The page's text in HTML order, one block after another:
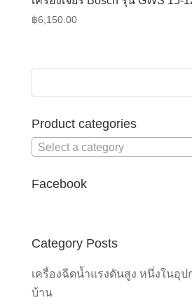
฿6,150.00
Product categories
Select a category
Facebook
Category Posts
เครื่องฉีดน้ำแรงดันสูง หนึ่งในอุ
บ้าน